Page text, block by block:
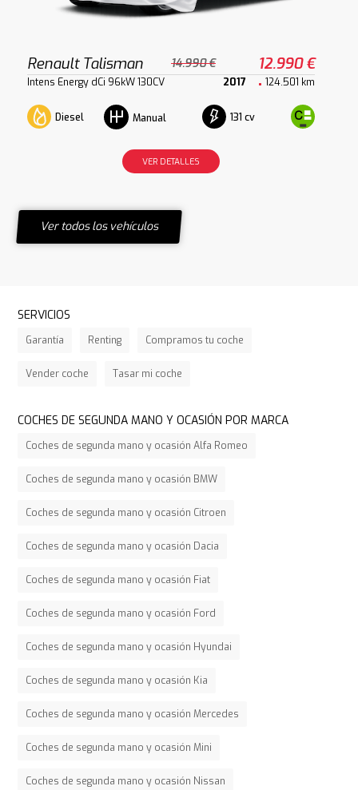
Renault Talisman 14.990 € 12.990 €
Intens Energy dCi 96kW 130CV 2017 124.501 km
Diesel Manual 131 cv
VER DETALLES
Ver todos los vehículos
SERVICIOS
Garantía Renting Compramos tu coche
Vender coche Tasar mi coche
COCHES DE SEGUNDA MANO Y OCASIÓN POR MARCA
Coches de segunda mano y ocasión Alfa Romeo
Coches de segunda mano y ocasión BMW
Coches de segunda mano y ocasión Citroen
Coches de segunda mano y ocasión Dacia
Coches de segunda mano y ocasión Fiat
Coches de segunda mano y ocasión Ford
Coches de segunda mano y ocasión Hyundai
Coches de segunda mano y ocasión Kia
Coches de segunda mano y ocasión Mercedes
Coches de segunda mano y ocasión Mini
Coches de segunda mano y ocasión Nissan